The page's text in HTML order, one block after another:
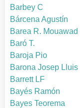
Barbey C
Bárcena Agustín
Barea R. Mouawad
Baró T.
Baroja Pio
Barona Josep Lluis
Barrett LF
Bayés Ramón
Bayes Teorema